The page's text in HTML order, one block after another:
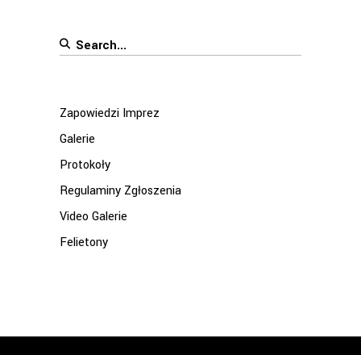
Search
Zapowiedzi Imprez
Galerie
Protokoły
Regulaminy Zgłoszenia
Video Galerie
Felietony